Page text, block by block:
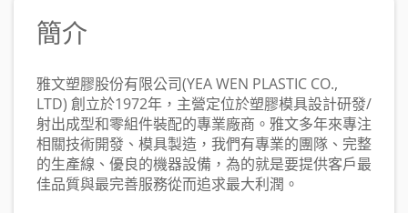
簡介
雅文塑膠股份有限公司(YEA WEN PLASTIC CO.,
LTD) 創立於1972年，主營定位於塑膠模具設計研發/
射出成型和零組件裝配的專業廠商。雅文多年來專注
相關技術開發、模具製造，我們有專業的團隊、完整
的生產線、優良的機器設備，為的就是要提供客戶最
佳品質與最完善服務從而追求最大利潤。